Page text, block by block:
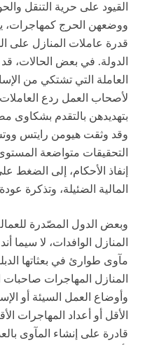
القيود على حرية التنقل
ووضعهن الحرج كمهاجرات،
قدرة عاملات المنازل على
الدولة. في بعض الحالات،
العاملة التي تشتكي من
لأصحاب العمل ردع
بتهديدهن بالتقدم بشكاوى
وقد وثقت هيومن رايتس
التحقيقات متواضعة
إنفاذ الأحكام، إلى الضغط
المالية الضئيلة، وتذكرة
وبعض الدول المصّدرة
المنازل الوافدات، لا سيما
مآوى طوارئ في بعثاتها
المنازل المهاجرات
وأوضاع العمل السيئة أو
الأقل أو أعداد المهاجرات
قادرة على إنشاء المآوى